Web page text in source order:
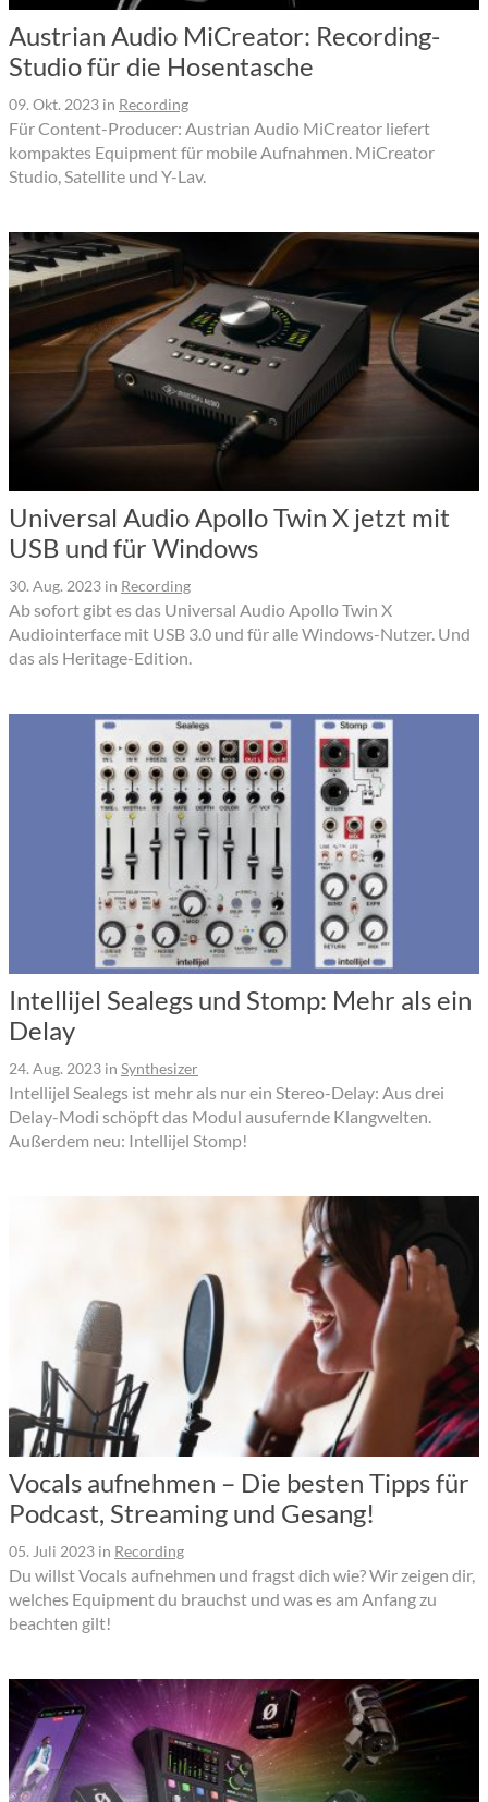
Austrian Audio MiCreator: Recording-
Studio für die Hosentasche
09. Okt. 2023 in Recording
Für Content-Producer: Austrian Audio MiCreator liefert
kompaktes Equipment für mobile Aufnahmen. MiCreator
Studio, Satellite und Y-Lav.
Universal Audio Apollo Twin X jetzt mit
USB und für Windows
30. Aug. 2023 in Recording
Ab sofort gibt es das Universal Audio Apollo Twin X
Audiointerface mit USB 3.0 und für alle Windows-Nutzer. Und
das als Heritage-Edition.
Intellijel Sealegs und Stomp: Mehr als ein
Delay
24. Aug. 2023 in Synthesizer
Intellijel Sealegs ist mehr als nur ein Stereo-Delay: Aus drei
Delay-Modi schöpft das Modul ausufernde Klangwelten.
Außerdem neu: Intellijel Stomp!
Vocals aufnehmen – Die besten Tipps für
Podcast, Streaming und Gesang!
05. Juli 2023 in Recording
Du willst Vocals aufnehmen und fragst dich wie? Wir zeigen dir,
welches Equipment du brauchst und was es am Anfang zu
beachten gilt!